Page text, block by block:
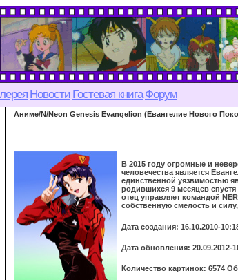
Новости Гостевая книга Форум
Аниме/N/Neon Genesis Evangelion (Евангелие Нового
В 2015 году огромные и
человечества является
единственной уязвимостью
родившихся 9 месяцев
отец управляет командой
собственную смелость и
Дата создания: 16.10.2010-
Дата обновления: 20.09.2012-
Количество картинок: 6574